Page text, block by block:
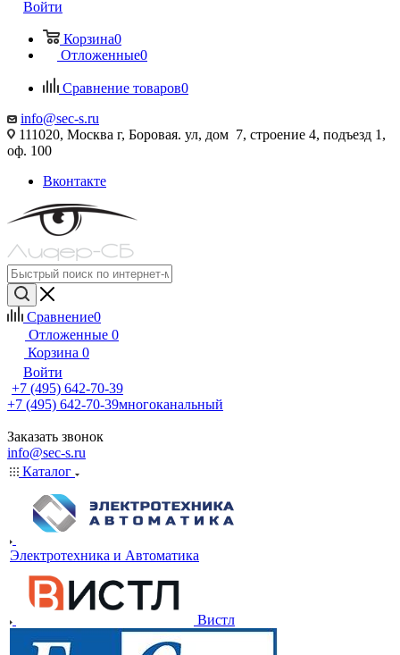
Войти
Корзина0
Отложенные0
Сравнение товаров0
info@sec-s.ru
111020, Москва г, Боровая. ул, дом 7, строение 4, подъезд 1,
оф. 100
Вконтакте
Сравнение0
Отложенные 0
Корзина 0
Войти
+7 (495) 642-70-39
+7 (495) 642-70-39многоканальный
Заказать звонок
info@sec-s.ru
Каталог
Электротехника и Автоматика
Вистл